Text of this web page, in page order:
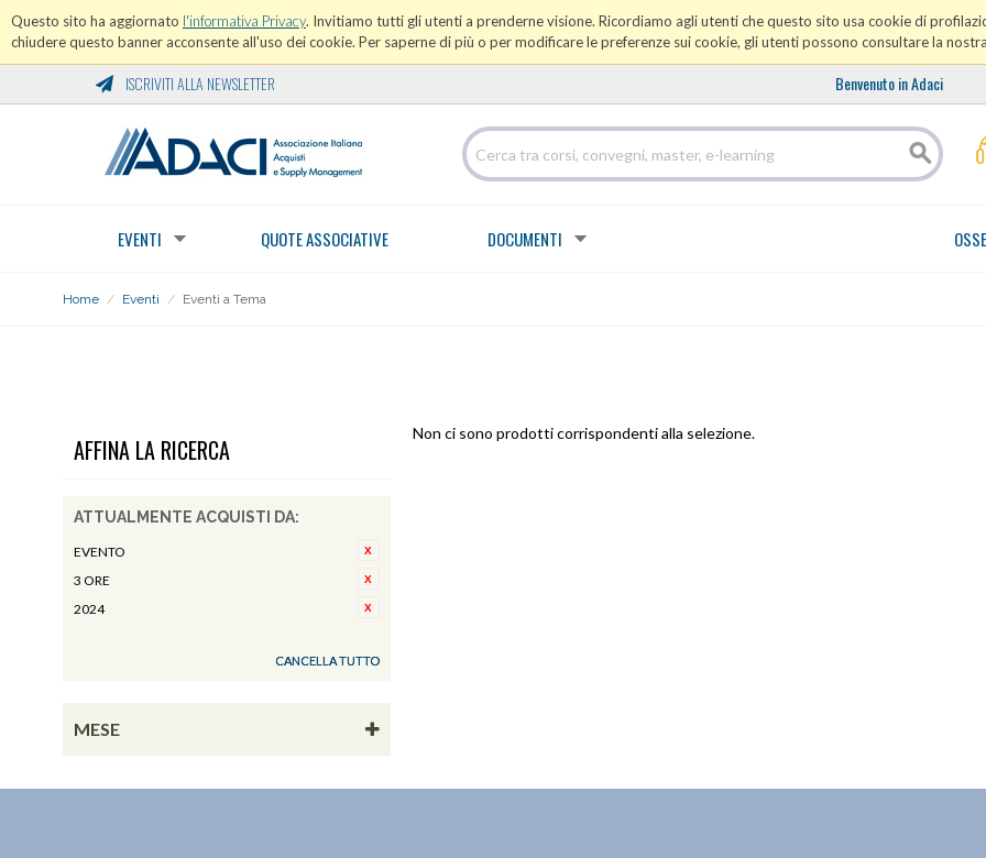
Questo sito ha aggiornato l'informativa Privacy. Invitiamo tutti gli utenti a prenderne visione. Ricordiamo agli utenti che questo sito usa cookie di
chiudere questo banner acconsente all'uso dei cookie. Per saperne di più o per modificare le preferenze sui cookie, gli utenti possono consultare la nostra
ISCRIVITI ALLA NEWSLETTER Benvenuto in Adaci
EVENTI QUOTE ASSOCIATIVE DOCUMENTI
Home / Eventi / Eventi a Tema
AFFINA LA RICERCA
ATTUALMENTE ACQUISTI DA:
EVENTO
3 ORE
2024
CANCELLA TUTTO
MESE
Non ci sono prodotti corrispondenti alla selezione.